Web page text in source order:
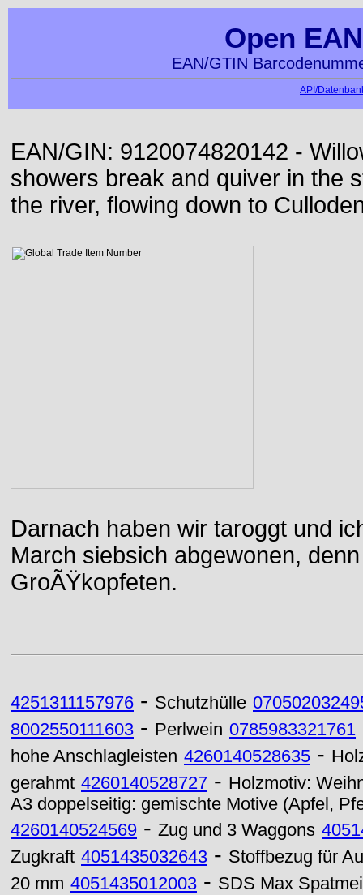
Open
EAN/GTIN
API/
EAN/GIN: 9120074820142 -
showers break and quiver in the
the river, flowing down to
Darnach haben wir taroggt und
March siebsich abgewonen,
GroÃŸkopfeten.
4251311157976 - Schutzhülle
8002550111603 - Perlwein 0785983321761
hohe Anschlagleisten 4260140528635 -
gerahmt 4260140528727 - Holzmotiv:
A3 doppelseitig: gemischte Motive (Apfel,
4260140524569 - Zug und 3 Waggons
Zugkraft 4051435032643 - Stoffbezug für
20 mm 4051435012003 - SDS Max